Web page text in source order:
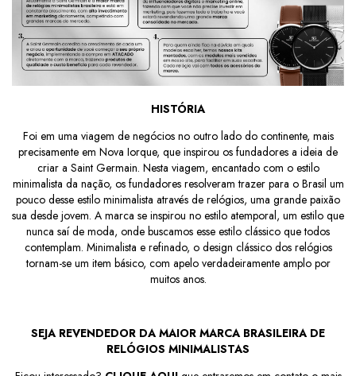
HISTÓRIA
Foi em uma viagem de negócios no outro lado do continente, mais
precisamente em Nova Iorque, que inspirou os fundadores a ideia de
criar a Saint Germain. Nesta viagem, encantado com o estilo
minimalista da nação, os fundadores resolveram trazer para o Brasil um
pouco desse estilo minimalista através de relógios, uma grande paixão
sua desde jovem. A marca se inspirou no estilo atemporal, um estilo que
nunca saí de moda, onde buscamos esse estilo clássico que todos
contemplam. Minimalista e refinado, o design clássico dos relógios
tornam-se um item básico, com apelo verdadeiramente amplo por
muitos anos.
SEJA REVENDEDOR DA MAIOR MARCA BRASILEIRA DE
RELÓGIOS MINIMALISTAS